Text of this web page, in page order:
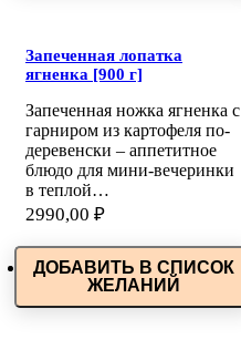
Запеченная лопатка
ягненка [900 г]
Запеченная ножка ягненка с
гарниром из картофеля по-
деревенски – аппетитное
блюдо для мини-вечеринки
в теплой…
2990,00 ₽
ДОБАВИТЬ В СПИСОК
ЖЕЛАНИЙ